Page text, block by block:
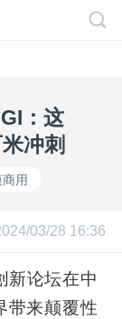
：这
冲刺
用
03/28 16:36
新论坛在中
带来颠覆性